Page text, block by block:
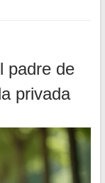
padre de
privada